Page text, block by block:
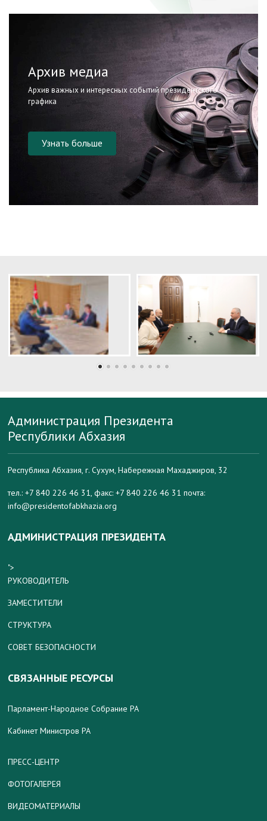
Архив медиа
Архив важных и интересных событий президентского
графика
Узнать больше
Администрация Президента
Республики Абхазия
Республика Абхазия, г. Сухум, Набережная Махаджиров, 32
тел.: +7 840 226 46 31, факс: +7 840 226 46 31 почта:
info@presidentofabkhazia.org
АДМИНИСТРАЦИЯ ПРЕЗИДЕНТА
">
РУКОВОДИТЕЛЬ
ЗАМЕСТИТЕЛИ
СТРУКТУРА
СОВЕТ БЕЗОПАСНОСТИ
СВЯЗАННЫЕ РЕСУРСЫ
Парламент-Народное Собрание РА
Кабинет Министров РА
ПРЕСС-ЦЕНТР
ФОТОГАЛЕРЕЯ
ВИДЕОМАТЕРИАЛЫ